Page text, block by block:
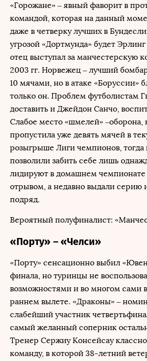
«Горожане» – явный фаворит в
командой, которая на данный
даже в четверку лучших в
угрозой «Дортмунда» будет
отец выступал за манчестерскую
2003 гг. Норвежец – лучший
10 мячами, но в атаке «Боруссии»
только он. Проблем футболистам
доставить и Джейдон Санчо,
Слабое место «шмелей» –оборона,
пропустила уже девять мячей в
розыгрыше Лиги чемпионов, тогда
позволили забить себе лишь
лидируют в домашнем
отрывом, а недавно выдали серию
подряд.
Вероятный полуфиналист:
«Порту» – «Челси»
«Порту» сенсационно выбил
финала, но туринцы не
возможностями и во многом сами
раннем вылете. «Драконы» –
слабейший участник
самый желанный соперник
Тренер Сержиу Консейсау классно
команду, в которой 38-летний